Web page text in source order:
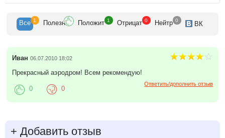
Все 1 Полезн Положит 1 Отрицат 0 Нейтр 0 ВК
Иван 06.07.2010 18:02
Прекрасный аэродром! Всем рекомендую!
Ответить/дополнить отзыв
0 0
+ Добавить отзыв